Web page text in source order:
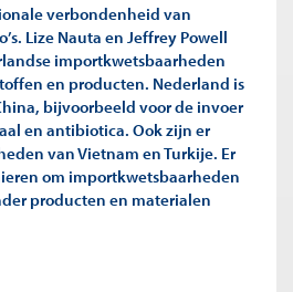
verbondenheid van
Lize Nauta en Jeffrey Powell
importkwetsbaarheden
en producten. Nederland is
bijvoorbeeld voor de invoer
en antibiotica. Ook zijn er
van Vietnam en Turkije. Er
om importkwetsbaarheden
producten en materialen